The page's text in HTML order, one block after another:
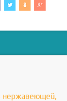
нержавеющей,